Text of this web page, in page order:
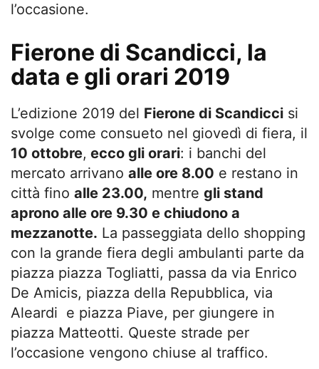
l’occasione.
Fierone di Scandicci, la
data e gli orari 2019
L’edizione 2019 del Fierone di Scandicci si
svolge come consueto nel giovedì di fiera, il
10 ottobre, ecco gli orari: i banchi del
mercato arrivano alle ore 8.00 e restano in
città fino alle 23.00, mentre gli stand
aprono alle ore 9.30 e chiudono a
mezzanotte. La passeggiata dello shopping
con la grande fiera degli ambulanti parte da
piazza piazza Togliatti, passa da via Enrico
De Amicis, piazza della Repubblica, via
Aleardi e piazza Piave, per giungere in
piazza Matteotti. Queste strade per
l’occasione vengono chiuse al traffico.